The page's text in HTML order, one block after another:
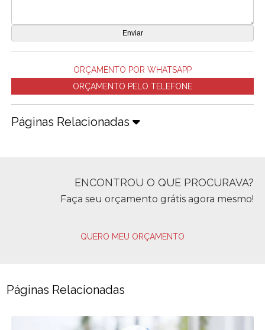
ORÇAMENTO POR WHATSAPP
ORÇAMENTO PELO TELEFONE
Páginas Relacionadas
ENCONTROU O QUE PROCURAVA?
Faça seu orçamento grátis agora mesmo!
QUERO MEU ORÇAMENTO
Páginas Relacionadas